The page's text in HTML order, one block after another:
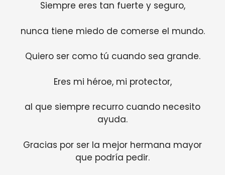
Siempre eres tan fuerte y seguro,
nunca tiene miedo de comerse el mundo.
Quiero ser como tú cuando sea grande.
Eres mi héroe, mi protector,
al que siempre recurro cuando necesito
ayuda.
Gracias por ser la mejor hermana mayor
que podría pedir.